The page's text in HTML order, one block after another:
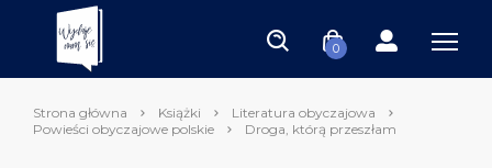
0
Strona główna Książki
Literatura obyczajowa
Powieści obyczajowe polskie
Droga, którą przeszłam